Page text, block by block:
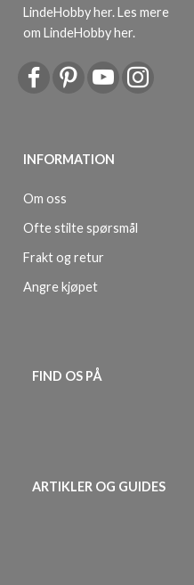
LindeHobby her.Les mere
om LindeHobby her.
INFORMATION
Om oss
Ofte stilte spørsmål
Frakt og retur
Angre kjøpet
FIND OS PÅ
ARTIKLER OG GUIDES